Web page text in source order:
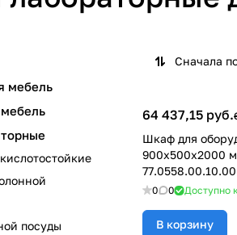
Сначала
64 437,15 руб.
Шкаф для
900х500х2000
77.0558.00.10.00
0 0 Доступно
В корзину
мебель
посуды